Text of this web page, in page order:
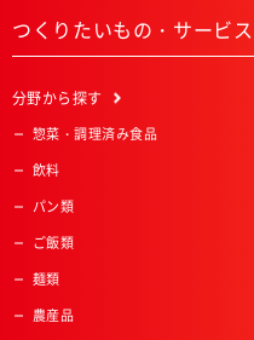
つくりたいもの・サービ
分野から探す
惣菜・調理済み食品
飲料
パン類
ご飯類
麺類
農産品